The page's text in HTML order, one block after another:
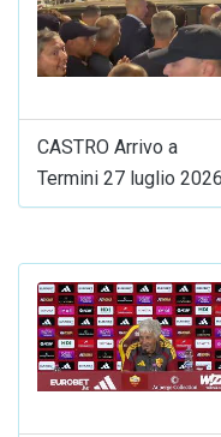
CASTRO Arrivo a
Termini 27 luglio 2026